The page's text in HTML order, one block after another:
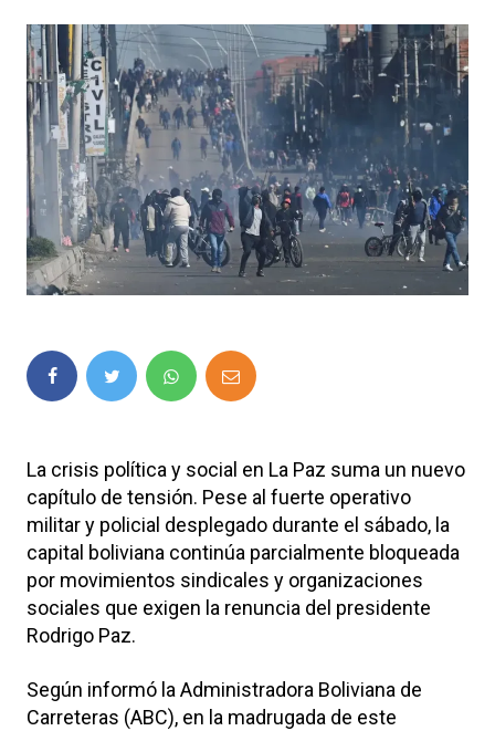
La crisis política y social en La Paz suma un nuevo
capítulo de tensión. Pese al fuerte operativo
militar y policial desplegado durante el sábado, la
capital boliviana continúa parcialmente bloqueada
por movimientos sindicales y organizaciones
sociales que exigen la renuncia del presidente
Rodrigo Paz.
Según informó la Administradora Boliviana de
Carreteras (ABC), en la madrugada de este